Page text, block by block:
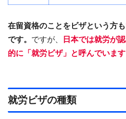
在留資格のことをビザという方
です。 ですが、
日本では就労が
的に「就労ビザ」と呼んでいます
就労ビザの種類